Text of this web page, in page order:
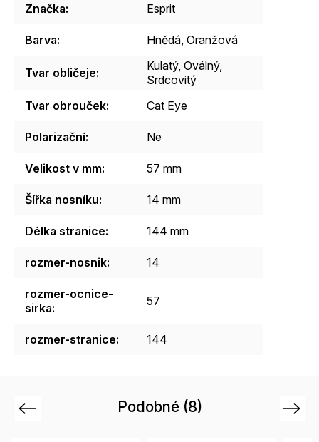
Značka: Esprit
Barva: Hnědá Oranžová
Tvar obličeje: Kulatý, Oválný,
Srdcovitý
Tvar obrouček: Cat Eye
Polarizační: Ne
Velikost v mm: 57 mm
Šířka nosníku: 14 mm
Délka stranice: 144 mm
rozmer-nosnik: 14
rozmer-ocnice-
sirka: 57
rozmer-stranice: 144
Podobné (8)
Previous Next